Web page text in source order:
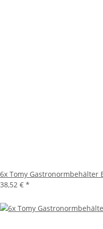
6x Tomy Gastronormbehälter
38,52 € *